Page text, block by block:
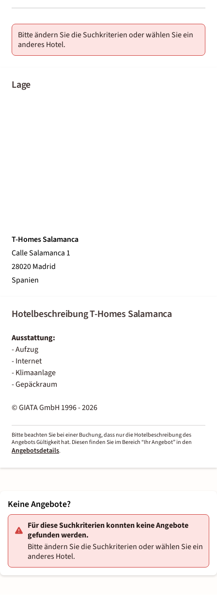
01-02
Bitte ändern Sie die Suchkriterien oder wählen Sie ein
anderes Hotel.
Lage
T-Homes Salamanca
Calle Salamanca 1
28020 Madrid
Spanien
Hotelbeschreibung T-Homes Salamanca
Ausstattung:
- Aufzug
- Internet
- Klimaanlage
- Gepäckraum
© GIATA GmbH 1996 - 2026
Bitte beachten Sie bei einer Buchung, dass nur die Hotelbeschreibung des
Angebots Gültigkeit hat. Diesen finden Sie im Bereich “Ihr Angebot” in den
Angebotsdetails.
Keine Angebote?
Für diese Suchkriterien konnten keine Angebote
gefunden werden.
Bitte ändern Sie die Suchkriterien oder wählen Sie ein
anderes Hotel.